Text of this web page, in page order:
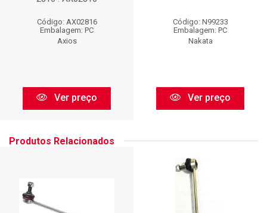
Código: AX02816
Embalagem: PC
Axios
Ver preço
Código: N99233
Embalagem: PC
Nakata
Ver preço
Produtos Relacionados